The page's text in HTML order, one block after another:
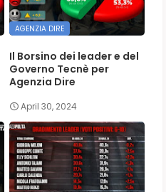
AGENZIA DIRE
Il Borsino dei leader e del
Governo Tecnè per
Agenzia Dire
April 30, 2024